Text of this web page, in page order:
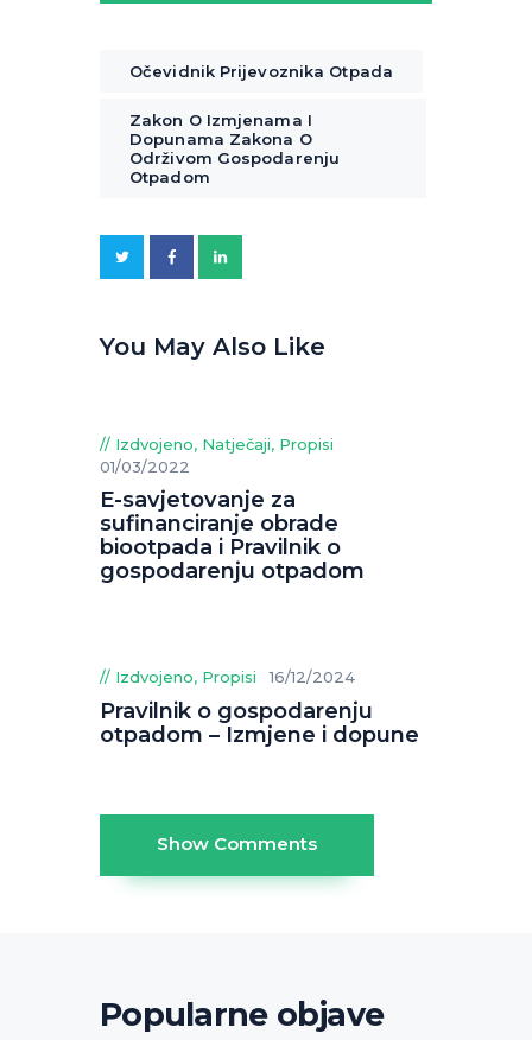
Očevidnik Prijevoznika Otpada
Zakon O Izmjenama I
Dopunama Zakona O
Održivom Gospodarenju
Otpadom
You May Also Like
Izdvojeno, Natječaji, Propisi
01/03/2022
E-savjetovanje za
sufinanciranje obrade
biootpada i Pravilnik o
gospodarenju otpadom
Izdvojeno, Propisi 16/12/2024
Pravilnik o gospodarenju
otpadom – Izmjene i dopune
Show Comments
Popularne objave